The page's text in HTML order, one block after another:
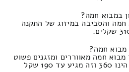
במבוא חמה?
והסביבה במיזוג של התקנה
מבוא חמה?
חמה מאווררים ומזגנים פשוט
לא יחד עם התקנה המחירון הינו 360 וזה מגיע עד 190 שקל